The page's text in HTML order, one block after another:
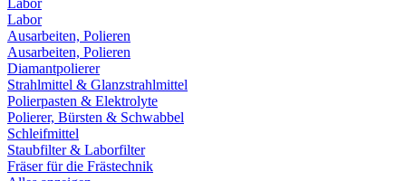
Labor
Labor
Ausarbeiten, Polieren
Ausarbeiten, Polieren
Diamantpolierer
Strahlmittel & Glanzstrahlmittel
Polierpasten & Elektrolyte
Polierer, Bürsten & Schwabbel
Schleifmittel
Staubfilter & Laborfilter
Fräser für die Frästechnik